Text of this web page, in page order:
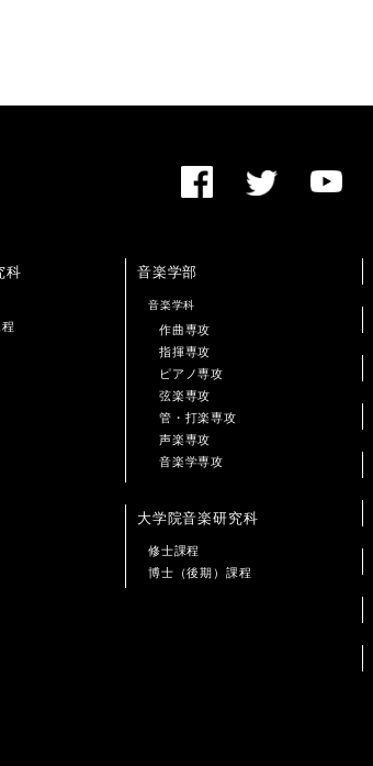
科 音楽学部
音楽学科
作曲専攻
指揮専攻
ピアノ専攻
弦楽専攻
管・打楽専攻
声楽専攻
音楽学専攻
大学院音楽研究科
修士課程
博士（後期）課程